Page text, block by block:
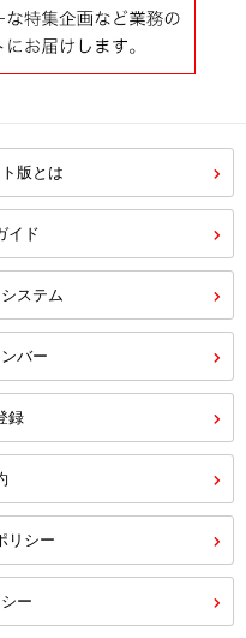
版とは
イド
ステム
バー
録
リシー
ー